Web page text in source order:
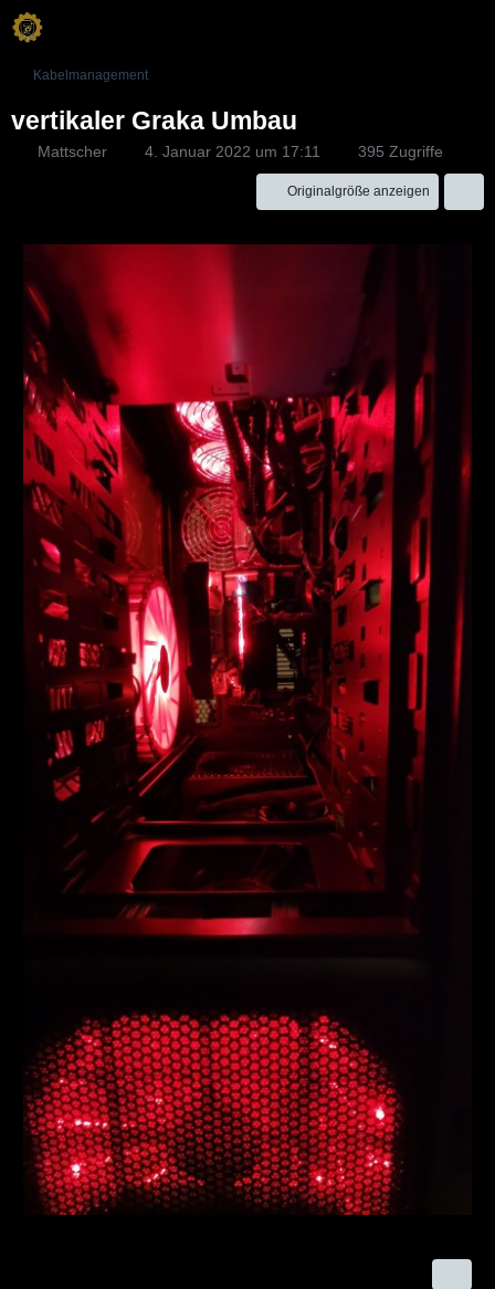
Kabelmanagement
vertikaler Graka Umbau
Mattscher 4. Januar 2022 um 17:11 395 Zugriffe
Originalgröße anzeigen